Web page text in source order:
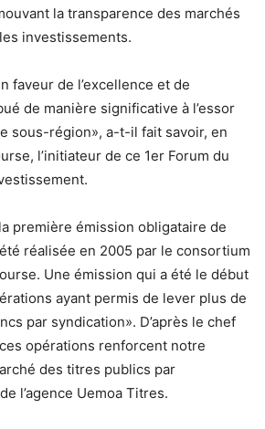
la transparence des marchés
investissements.
faveur de l’excellence et de
de manière significative à l’essor
sous-région», a-t-il fait savoir, en
l’initiateur de ce 1er Forum du
première émission obligataire de
été réalisée en 2005 par le consortium
Une émission qui a été le début
ayant permis de lever plus de
par syndication». D’après le chef
opérations renforcent notre
des titres publics par
l’agence Uemoa Titres.